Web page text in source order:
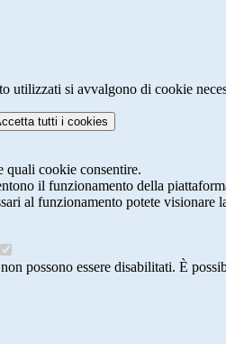
utilizzati si avvalgono di cookie
tutti i cookies
quali cookie consentire.
il funzionamento della
al funzionamento potete visionare
possono essere disabilitati. È